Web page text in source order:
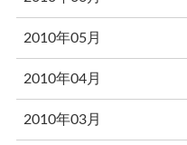
2010年05月
2010年04月
2010年03月